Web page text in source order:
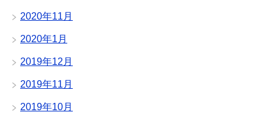
2020年11月
2020年1月
2019年12月
2019年11月
2019年10月